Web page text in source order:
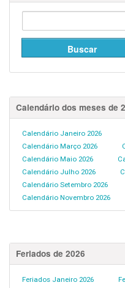
Calendário dos meses de
Calendário Janeiro 2026
Calendário Março 2026
Calendário Maio 2026
Calendário Julho 2026
Calendário Setembro 2026
Calendário Novembro 2026
Feriados de 2026
Feriados Janeiro 2026